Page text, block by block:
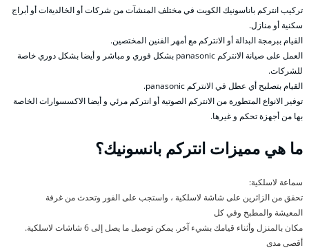
تركيب انتركم باناسونيك الكويت في مختلف المنشآت من شركات أو الخالديةات أو أبراج
سكنية أو منازل.
القيام ببرمجة البدالة أو الانتركم مع أمهر الفنين المختصين.
العمل على صيانة الانتركم panasonic بشكل فوري و مباشر و أيضا بشكل دوري خاصة
للشركات.
القيام بتصليح أي عطل في الانتركم panasonic.
توفير الانواع المتطورة من الانتركم الصوتية أو انتركم مرئي و أيضا الاكسسوارات الخاصة
بها من أجهزة تحكم و غيرها.
ما هي مميزات انتركم بانسونيك؟
سماعة لاسلكية:
تحقق من الزائرين على شاشة لاسلكية ، واستجب على الفور وتحدث من غرفة
المعيشة والمطبخ وفي كل
مكان بالمنزل وأثناء قيامك بشيء آخر. يمكن توصيل ما يصل إلى 6 شاشات لاسلكية.
أقصى مدى